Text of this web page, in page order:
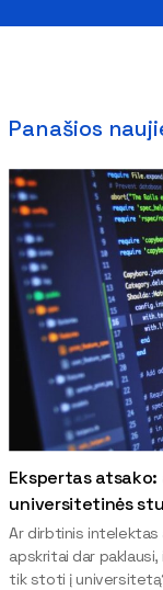
Panašios
Ekspertas atsako:
universitetinės
Ar dirbtinis intelektas
apskritai dar
tik stoti į